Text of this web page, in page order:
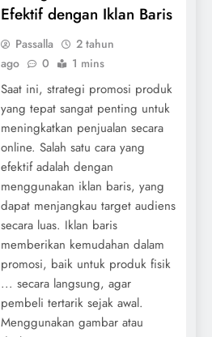
Efektif dengan Iklan Baris
Passalla
2 tahun
ago
0 1 mins
Saat ini, strategi promosi produk
yang tepat sangat penting untuk
meningkatkan penjualan secara
online. Salah satu cara yang
efektif adalah dengan
menggunakan iklan baris, yang
dapat menjangkau target audiens
secara luas. Iklan baris
memberikan kemudahan dalam
promosi, baik untuk produk fisik
... secara langsung, agar
pembeli tertarik sejak awal.
Menggunakan gambar atau